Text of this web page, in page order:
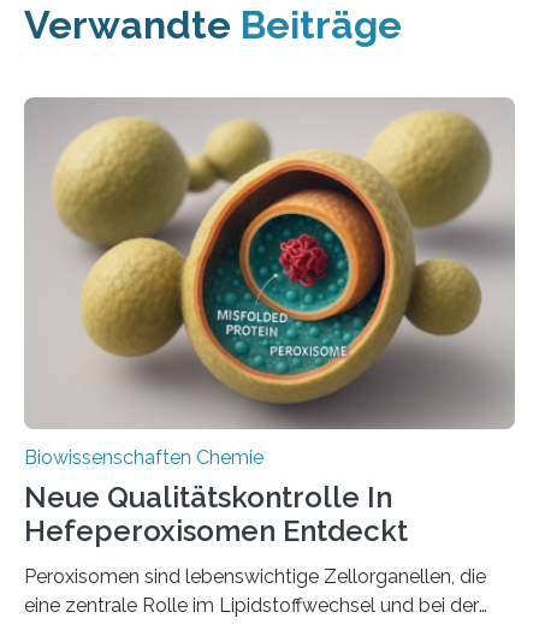
Verwandte Beiträge
Biowissenschaften Chemie
Neue Qualitätskontrolle In
Hefeperoxisomen Entdeckt
Peroxisomen sind lebenswichtige Zellorganellen, die
eine zentrale Rolle im Lipidstoffwechsel und bei der